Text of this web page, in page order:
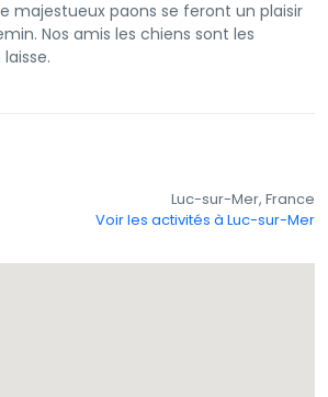
majestueux paons se feront un plaisir
Nos amis les chiens sont les
Luc-sur-Mer, France
Voir les activités à Luc-sur-Mer